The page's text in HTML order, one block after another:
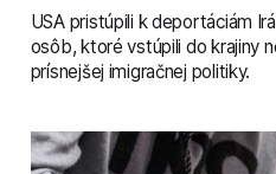
USA pristúpili k deportáciám
osôb, ktoré vstúpili do krajiny
prísnejšej imigračnej politiky.